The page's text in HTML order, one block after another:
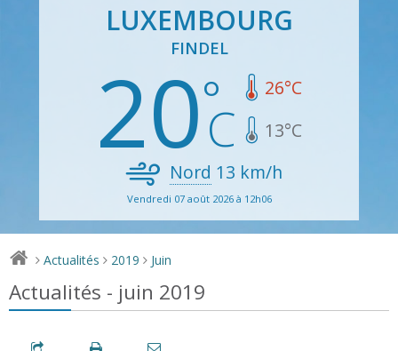
LUXEMBOURG
FINDEL
20 26°C
13°C
Nord 13 km/h
Vendredi 07 août 2026 à 12h06
> Actualités > 2019 > Juin
Actualités - juin 2019